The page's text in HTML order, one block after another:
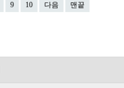
9 10 다음 맨끝